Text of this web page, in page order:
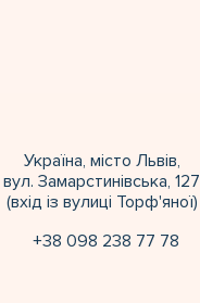
+38 098 238 77 78
Україна, місто Львів,
вул. Замарстинівська, 127
(вхід із вулиці Торф'яної)